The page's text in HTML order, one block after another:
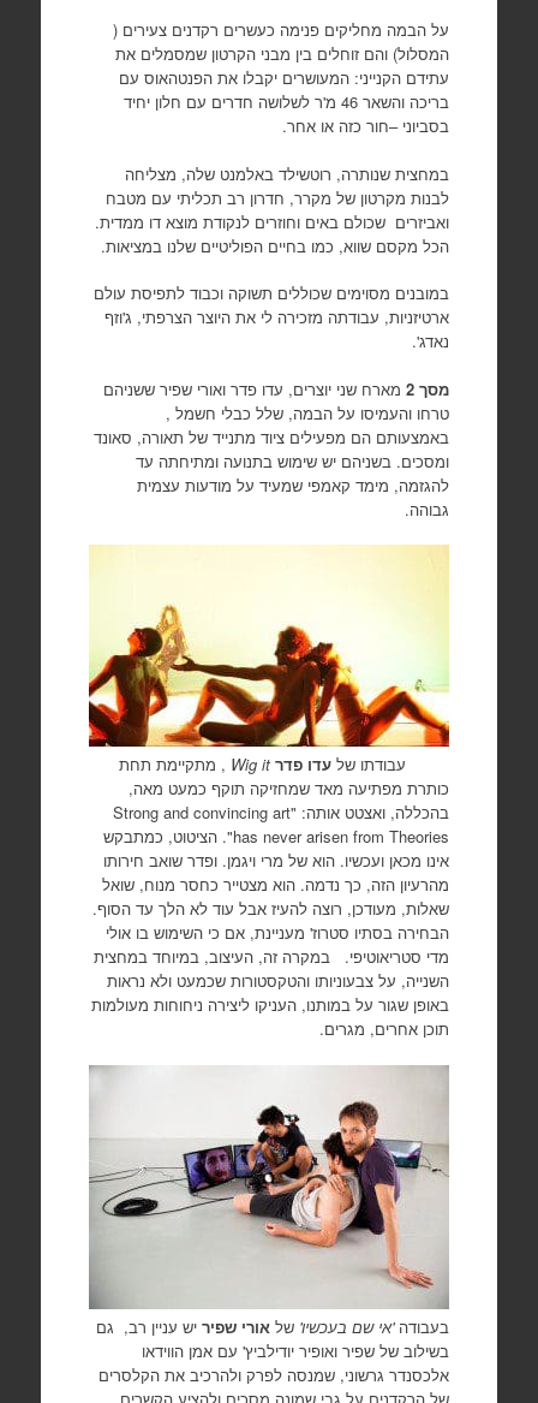
על הבמה מחליקים פנימה כעשרים רקדנים צעירים (
המסלול) והם זוחלים בין מבני הקרטון שמסמלים את
עתידם הקנייני: המעושרים יקבלו את הפנטהאוס עם
בריכה והשאר 46 מ'ר לשלושה חדרים עם חלון יחיד
בסביוני –חור כזה או אחר.
במחצית שנותרה, רוטשילד באלמנט שלה, מצליחה
לבנות מקרטון של מקרר, חדרון רב תכליתי עם מטבח
ואביזרים שכולם באים וחוזרים לנקודת מוצא דו ממדית.
הכל מקסם שווא, כמו בחיים הפוליטיים שלנו במציאות.
במובנים מסוימים שכוללים תשוקה וכבוד לתפיסת עולם
ארטיזניות, עבודתה מזכירה לי את היוצר הצרפתי, ג'וזף
נאדג'.
מסך 2 מארח שני יוצרים, עדו פדר ואורי שפיר ששניהם
טרחו והעמיסו על הבמה, שלל כבלי חשמל ,
באמצעותם הם מפעילים ציוד מתנייד של תאורה, סאונד
ומסכים. בשניהם יש שימוש בתנועה ומתיחתה עד
להגזמה, מימד קאמפי שמעיד על מודעות עצמית
גבוהה.
עבודתו של עדו פדר Wig it , מתקיימת תחת
כותרת מפתיעה מאד שמחזיקה תוקף כמעט מאה,
בהכללה, ואצטט אותה: "Strong and convincing art
has never arisen from Theories". הציטוט, כמתבקש
אינו מכאן ועכשיו. הוא של מרי ויגמן. ופדר שואב חירותו
מהרעיון הזה, כך נדמה. הוא מצטייר כחסר מנוח, שואל
שאלות, מעודכן, רוצה להעיז אבל עוד לא הלך עד הסוף.
הבחירה בסתיו סטרוז' מעניינת, אם כי השימוש בו אולי
מדי סטריאוטיפי. במקרה זה, העיצוב, במיוחד במחצית
השנייה, על צבעוניותו והטקסטורות שכמעט ולא נראות
באופן שגור על במותנו, העניקו ליצירה ניחוחות מעולמות
תוכן אחרים, מגרים.
בעבודה'אי שם בעכשיו' של אורי שפיריש עניין רב, גם
בשילוב של שפיר ואופיר יודילביץ' עם אמן הווידאו
אלכסנדר גרשוני, שמנסה לפרק ולהרכיב את הקלסרים
של הרקדנים על גבי שמונה מסכים ולהציע הקשרים